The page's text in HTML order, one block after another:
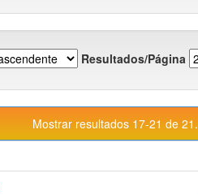
Resultados/Página
Mostrar resultados 17-21 de 21.